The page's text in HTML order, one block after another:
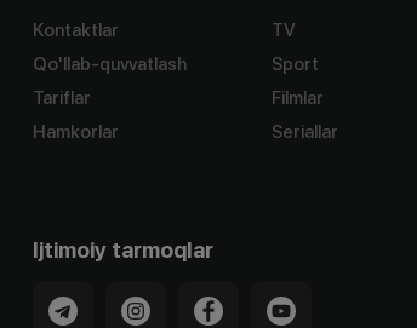
Kontaktlar
Qo'llab-quvvatlash
Tariflar
Hamkorlar
TV
Sport
Filmlar
Seriallar
Ijtimoiy tarmoqlar